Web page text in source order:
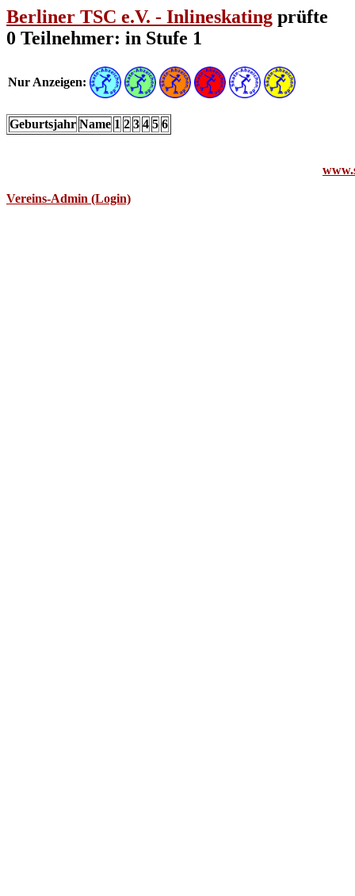
Berliner TSC e.V. - Inlineskating prüfte
0 Teilnehmer: in Stufe 1
Nur Anzeigen:
Geburtsjahr Name 1 2 3 4 5 6
Vereins-Admin (Login)